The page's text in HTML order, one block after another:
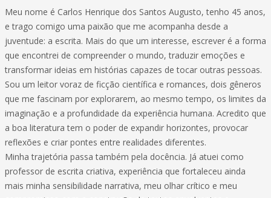
Meu nome é Carlos Henrique dos Santos Augusto, tenho 45 anos,
e trago comigo uma paixão que me acompanha desde a
juventude: a escrita. Mais do que um interesse, escrever é a forma
que encontrei de compreender o mundo, traduzir emoções e
transformar ideias em histórias capazes de tocar outras pessoas.
Sou um leitor voraz de ficção científica e romances, dois gêneros
que me fascinam por explorarem, ao mesmo tempo, os limites da
imaginação e a profundidade da experiência humana. Acredito que
a boa literatura tem o poder de expandir horizontes, provocar
reflexões e criar pontes entre realidades diferentes.
Minha trajetória passa também pela docência. Já atuei como
professor de escrita criativa, experiência que fortaleceu ainda
mais minha sensibilidade narrativa, meu olhar crítico e meu